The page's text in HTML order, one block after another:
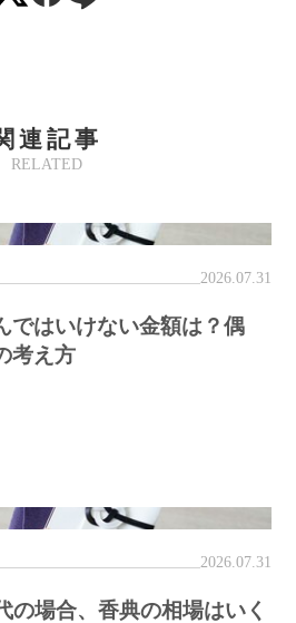
RELATED
連記事
2026.07.31
ではいけない金額は？偶
考え方
2026.07.31
の場合、香典の相場はいく